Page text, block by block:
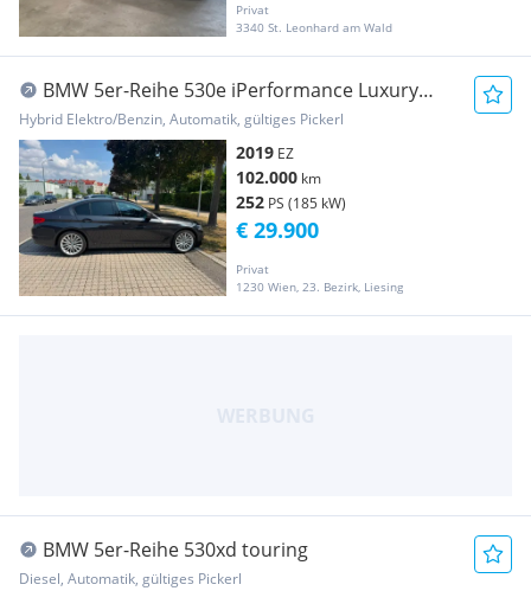
Privat
3340 St. Leonhard am Wald
BMW 5er-Reihe 530e iPerformance Luxury
Line
Hybrid Elektro/Benzin, Automatik, gültiges Pickerl
2019 EZ
102.000 km
252 PS (185 kW)
Privat
1230 Wien, 23. Bezirk, Liesing
€ 29.900
BMW 5er-Reihe 530xd touring
Diesel, Automatik, gültiges Pickerl